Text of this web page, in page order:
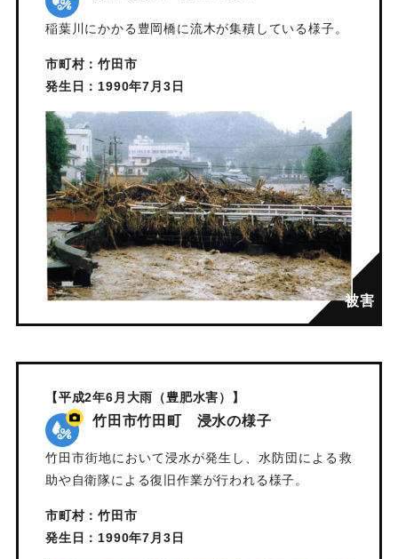
稲葉川にかかる豊岡橋に流木が集積している様子。
市町村：竹田市
発生日：1990年7月3日
【平成2年6月大雨（豊肥水害）】
竹田市竹田町 浸水の様子
竹田市街地において浸水が発生し、水防団による救
助や自衛隊による復旧作業が行われる様子。
市町村：竹田市
発生日：1990年7月3日